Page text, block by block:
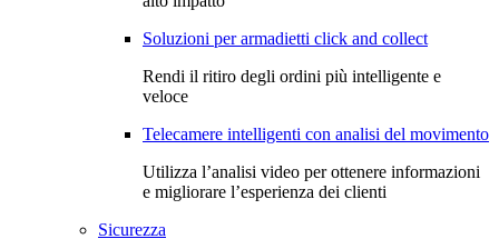
Soluzioni per armadietti click and collect
Rendi il ritiro degli ordini più intelligente e
veloce
Telecamere intelligenti con analisi del movimento
Utilizza l’analisi video per ottenere informazioni
e migliorare l’esperienza dei clienti
Sicurezza